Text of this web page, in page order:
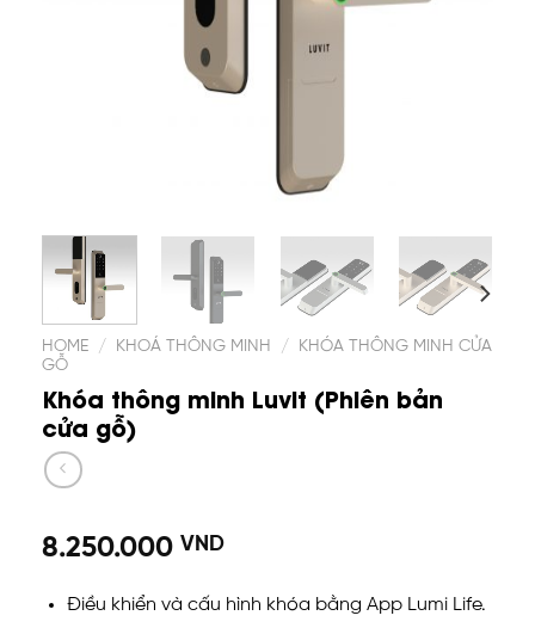
HOME / KHOÁ THÔNG MINH /
KHÓA THÔNG MINH CỬA
GỖ
Khóa thông minh Luvit (Phiên bản
cửa gỗ)
8.250.000 VND
Điều khiển và cấu hình khóa bằng App Lumi Life.